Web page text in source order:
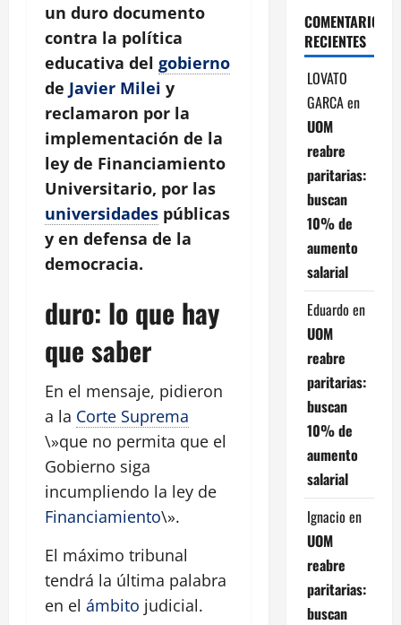
un duro documento
contra la política
educativa del gobierno
de Javier Milei y
reclamaron por la
implementación de la
ley de Financiamiento
Universitario, por las
universidades públicas
y en defensa de la
democracia.
duro: lo que hay
que saber
En el mensaje, pidieron
a la Corte Suprema
\»que no permita que el
Gobierno siga
incumpliendo la ley de
Financiamiento\».
El máximo tribunal
tendrá la última palabra
en el ámbito judicial.
COMENTARIOS
RECIENTES
LOVATO
GARCAen
UOM
reabre
paritarias:
buscan
10% de
aumento
salarial
Eduardo en
UOM
reabre
paritarias:
buscan
10% de
aumento
salarial
Ignacio en
UOM
reabre
paritarias:
buscan